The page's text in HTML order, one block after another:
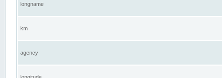
longname
km
agency